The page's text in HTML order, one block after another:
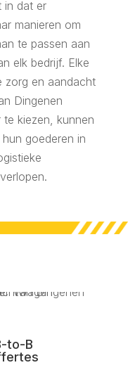
in dat er
manieren om
te passen aan
elk bedrijf. Elke
zorg en aandacht
Dingenen
te kiezen, kunnen
goederen in
to-B